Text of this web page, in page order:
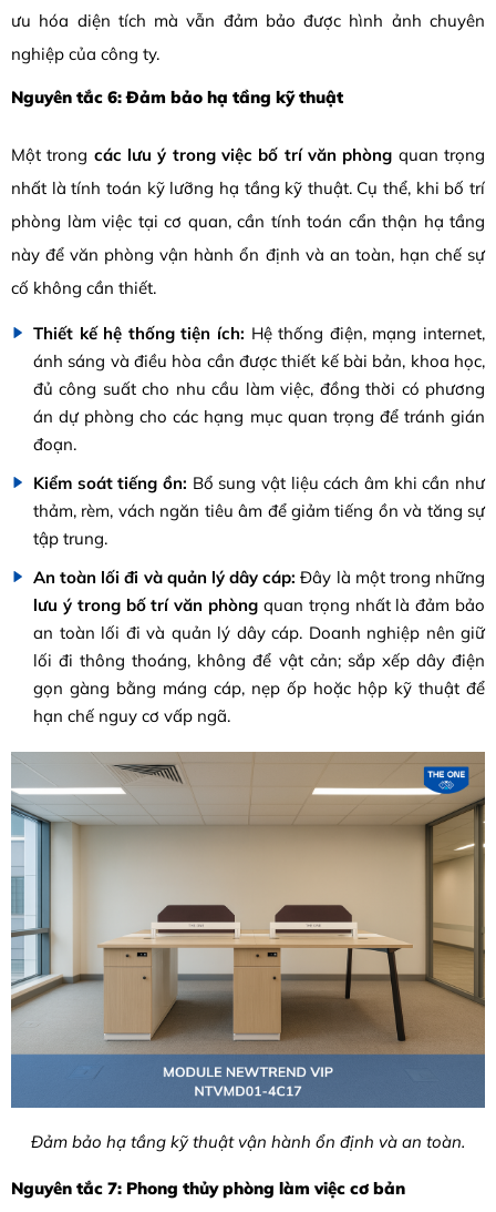
ưu hóa diện tích mà vẫn đảm bảo được hình ảnh chuyên
nghiệp của công ty.
Nguyên tắc 6: Đảm bảo hạ tầng kỹ thuật
Một trong các lưu ý trong việc bố trí văn phòng quan trọng
nhất là tính toán kỹ lưỡng hạ tầng kỹ thuật. Cụ thể, khi bố trí
phòng làm việc tại cơ quan, cần tính toán cẩn thận hạ tầng
này để văn phòng vận hành ổn định và an toàn, hạn chế sự
cố không cần thiết.
Thiết kế hệ thống tiện ích: Hệ thống điện, mạng internet,
ánh sáng và điều hòa cần được thiết kế bài bản, khoa học,
đủ công suất cho nhu cầu làm việc, đồng thời có phương
án dự phòng cho các hạng mục quan trọng để tránh gián
đoạn.
Kiểm soát tiếng ồn: Bổ sung vật liệu cách âm khi cần như
thảm, rèm, vách ngăn tiêu âm để giảm tiếng ồn và tăng sự
tập trung.
An toàn lối đi và quản lý dây cáp: Đây là một trong những
lưu ý trong bố trí văn phòng quan trọng nhất là đảm bảo
an toàn lối đi và quản lý dây cáp. Doanh nghiệp nên giữ
lối đi thông thoáng, không để vật cản; sắp xếp dây điện
gọn gàng bằng máng cáp, nẹp ốp hoặc hộp kỹ thuật để
hạn chế nguy cơ vấp ngã.
Đảm bảo hạ tầng kỹ thuật vận hành ổn định và an toàn.
Nguyên tắc 7: Phong thủy phòng làm việc cơ bản